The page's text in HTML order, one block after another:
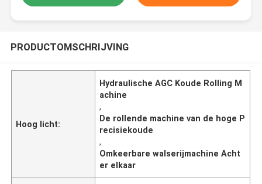
PRODUCTOMSCHRIJVING
Hoog licht:
Hydraulische AGC Koude Rolling M
achine
,
De rollende machine van de hoge P
recisiekoude
,
Omkeerbare walserijmachine Acht
er elkaar